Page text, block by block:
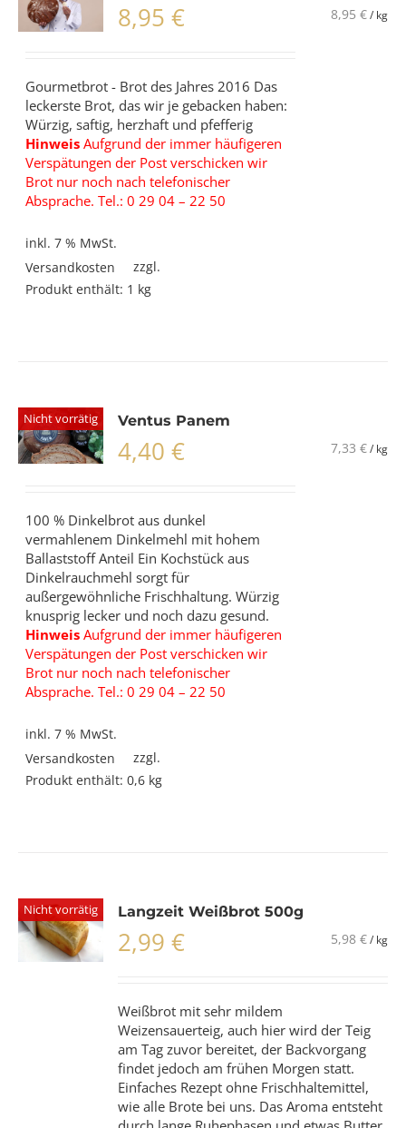
8,95€ 8,95 €/ kg
Gourmetbrot - Brot des Jahres 2016 Das
leckerste Brot, das wir je gebacken haben:
Würzig, saftig, herzhaft und pfefferig
Hinweis Aufgrund der immer häufigeren
Verspätungen der Post verschicken wir
Brot nur noch nach telefonischer
Absprache. Tel.: 0 29 04 – 22 50
inkl. 7 % MwSt.
zzgl.
Versandkosten
Produkt enthält: 1 kg
Nicht vorrätig Ventus Panem
4,40€ 7,33 €/ kg
100 % Dinkelbrot aus dunkel
vermahlenem Dinkelmehl mit hohem
Ballaststoff Anteil Ein Kochstück aus
Dinkelrauchmehl sorgt für
außergewöhnliche Frischhaltung. Würzig
knusprig lecker und noch dazu gesund.
Hinweis Aufgrund der immer häufigeren
Verspätungen der Post verschicken wir
Brot nur noch nach telefonischer
Absprache. Tel.: 0 29 04 – 22 50
inkl. 7 % MwSt.
zzgl.
Versandkosten
Produkt enthält: 0,6 kg
Nicht vorrätig Langzeit Weißbrot 500g
2,99€ 5,98 €/ kg
Weißbrot mit sehr mildem
Weizensauerteig, auch hier wird der Teig
am Tag zuvor bereitet, der Backvorgang
findet jedoch am frühen Morgen statt.
Einfaches Rezept ohne Frischhaltemittel,
wie alle Brote bei uns. Das Aroma entsteht